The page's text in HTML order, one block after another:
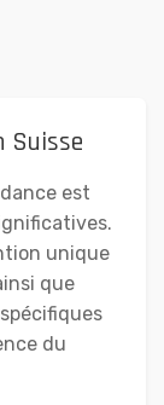
Suisse
est
unique
que
du